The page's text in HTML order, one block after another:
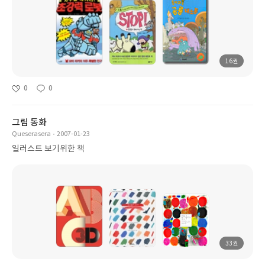
16권
0 0
그림 동화
Queserasera 2007-01-23
일러스트 보기위한 책
33권